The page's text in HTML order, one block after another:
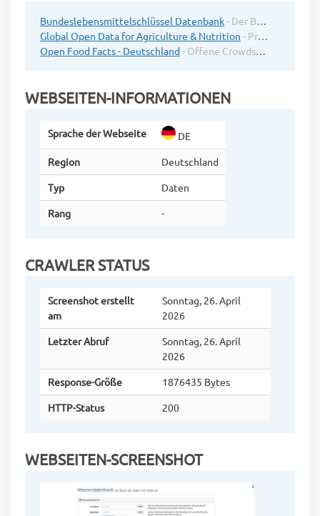
Bundeslebensmittelschlüssel Datenbank- Der Bundeslebensmittelschlüssel (BLS), Deutschlands umfangreichste Näh..
Global Open Data for Agriculture & Nutrition - Promoting the proactive sharing of Open Data to make information about..
Open Food Facts - Deutschland- Offene Crowdsourcing Nahrungsmittelproduktdatenbank ..
WEBSEITEN-INFORMATIONEN
Sprache der Webseite
DE
Region
Deutschland
Typ
Daten
Rang
-
CRAWLER STATUS
Screenshot erstellt
am
Sonntag, 26. April
2026
Letzter Abruf
Sonntag, 26. April
2026
Response-Größe
1876435 Bytes
HTTP-Status
200
WEBSEITEN-SCREENSHOT